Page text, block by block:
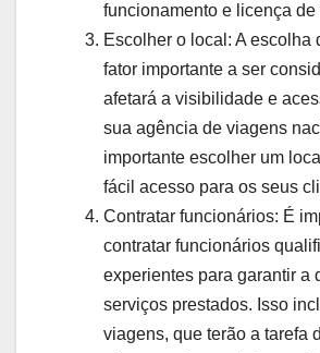
funcionamento e licença de
Escolher o local: A escolha
fator importante a ser
afetará a visibilidade e
sua agência de viagens
importante escolher um
fácil acesso para os seus
Contratar funcionários: É
contratar funcionários
experientes para garantir a
serviços prestados. Isso
viagens, que terão a tarefa